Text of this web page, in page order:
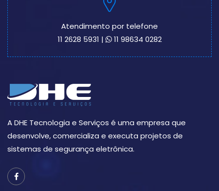
Atendimento por telefone
11 2628 5931 | 11 98634 0282
A DHE Tecnologia e Serviços é uma empresa que
desenvolve, comercializa e executa projetos de
sistemas de segurança eletrônica.